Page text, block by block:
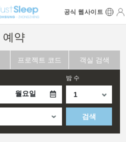
공식 웹사이트
예약
프로젝트 코드 객실 검색
월요일
밤 수
검색